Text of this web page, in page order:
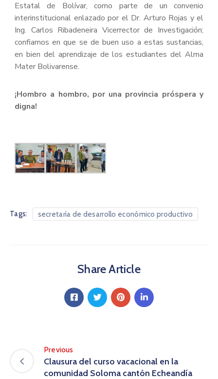
Estatal de Bolívar, como parte de un convenio
interinstitucional enlazado por el Dr. Arturo Rojas y el
Ing. Carlos Ribadeneira Vicerrector de Investigación;
confiamos en que se de buen uso a estas sustancias,
en bien del aprendizaje de los estudiantes del Alma
Mater Bolivarense.
¡Hombro a hombro, por una provincia próspera y
digna!
Tags: secretaría de desarrollo económico productivo
Share Article
Previous
Clausura del curso vacacional en la
comunidad Soloma cantón Echeandía